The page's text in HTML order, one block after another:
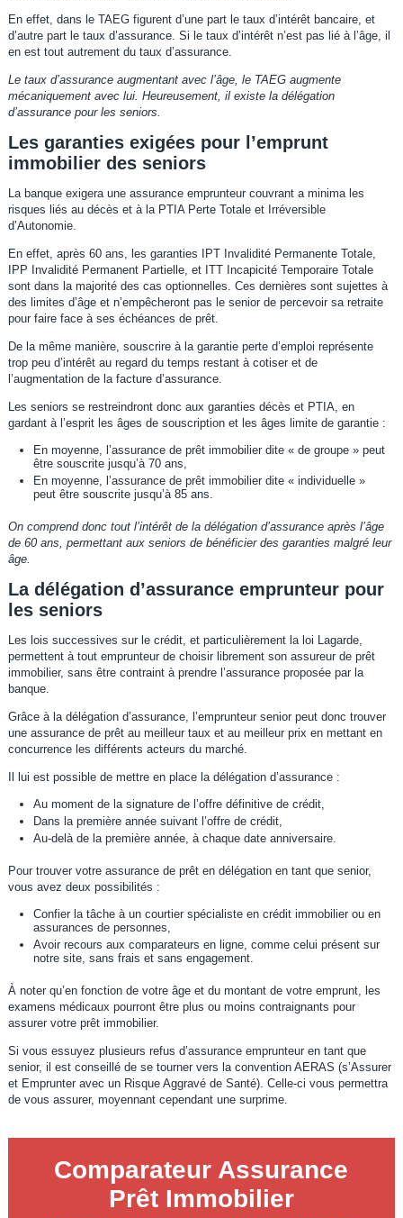
En effet, dans le TAEG figurent d’une part le taux d’intérêt bancaire, et
d’autre part le taux d’assurance. Si le taux d’intérêt n’est pas lié à l’âge, il
en est tout autrement du taux d’assurance.
Le taux d’assurance augmentant avec l’âge, le TAEG augmente
mécaniquement avec lui. Heureusement, il existe la délégation
d’assurance pour les seniors.
Les garanties exigées pour l’emprunt
immobilier des seniors
La banque exigera une assurance emprunteur couvrant a minima les
risques liés au décès et à la PTIA Perte Totale et Irréversible
d’Autonomie.
En effet, après 60 ans, les garanties IPT Invalidité Permanente Totale,
IPP Invalidité Permanent Partielle, et ITT Incapicité Temporaire Totale
sont dans la majorité des cas optionnelles. Ces dernières sont sujettes à
des limites d’âge et n’empêcheront pas le senior de percevoir sa retraite
pour faire face à ses échéances de prêt.
De la même manière, souscrire à la garantie perte d’emploi représente
trop peu d’intérêt au regard du temps restant à cotiser et de
l’augmentation de la facture d’assurance.
Les seniors se restreindront donc aux garanties décès et PTIA, en
gardant à l’esprit les âges de souscription et les âges limite de garantie :
En moyenne, l’assurance de prêt immobilier dite « de groupe » peut
être souscrite jusqu’à 70 ans,
En moyenne, l’assurance de prêt immobilier dite « individuelle »
peut être souscrite jusqu’à 85 ans.
On comprend donc tout l’intérêt de la délégation d’assurance après l’âge
de 60 ans, permettant aux seniors de bénéficier des garanties malgré leur
âge.
La délégation d’assurance emprunteur pour
les seniors
Les lois successives sur le crédit, et particulièrement la loi Lagarde,
permettent à tout emprunteur de choisir librement son assureur de prêt
immobilier, sans être contraint à prendre l’assurance proposée par la
banque.
Grâce à la délégation d’assurance, l’emprunteur senior peut donc trouver
une assurance de prêt au meilleur taux et au meilleur prix en mettant en
concurrence les différents acteurs du marché.
Il lui est possible de mettre en place la délégation d’assurance :
Au moment de la signature de l’offre définitive de crédit,
Dans la première année suivant l’offre de crédit,
Au-delà de la première année, à chaque date anniversaire.
Pour trouver votre assurance de prêt en délégation en tant que senior,
vous avez deux possibilités :
Confier la tâche à un courtier spécialiste en crédit immobilier ou en
assurances de personnes,
Avoir recours aux comparateurs en ligne, comme celui présent sur
notre site, sans frais et sans engagement.
À noter qu’en fonction de votre âge et du montant de votre emprunt, les
examens médicaux pourront être plus ou moins contraignants pour
assurer votre prêt immobilier.
Si vous essuyez plusieurs refus d’assurance emprunteur en tant que
senior, il est conseillé de se tourner vers la convention AERAS (s’Assurer
et Emprunter avec un Risque Aggravé de Santé). Celle-ci vous permettra
de vous assurer, moyennant cependant une surprime.
Comparateur Assurance
Prêt Immobilier